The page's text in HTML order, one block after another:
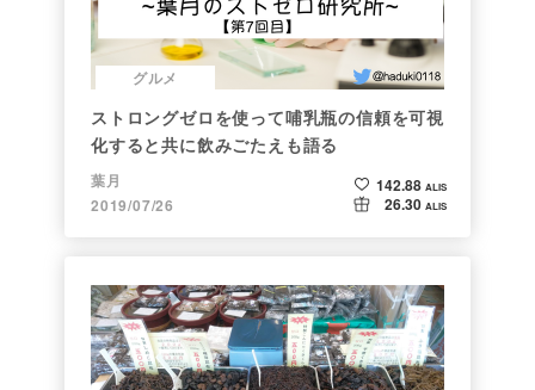
グルメ
ストロングゼロを使って哺乳瓶の信頼を可視
化すると共に飲みごたえも語る
葉月
2019/07/26
142.88 ALIS
26.30 ALIS